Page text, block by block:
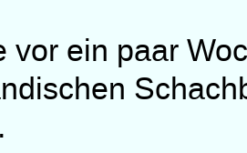
vor ein paar